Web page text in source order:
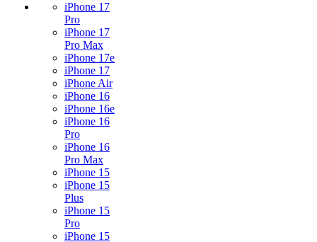
iPhone 17
Pro
iPhone 17
Pro Max
iPhone 17e
iPhone 17
iPhone Air
iPhone 16
iPhone 16e
iPhone 16
Pro
iPhone 16
Pro Max
iPhone 15
iPhone 15
Plus
iPhone 15
Pro
iPhone 15